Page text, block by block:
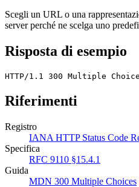
Scegli un URL o una
server perché ne scelga uno
Risposta di esempio
HTTP/1.1 300 Multiple
Riferimenti
Registro
IANA HTTP Status Code
Specifica
RFC 9110 §15.4.1
Guida
MDN 300 Multiple Choices